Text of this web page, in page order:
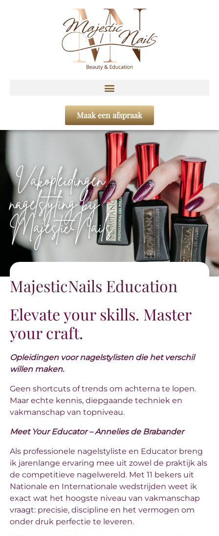
Maak een afspraak
Vakopleidingen
nagelstyling bij
MajesticNails
MajesticNails Education
Elevate your skills. Master
your craft.
Opleidingen voor nagelstylisten die het verschil
willen maken.
Geen shortcuts of trends om achterna te lopen.
Maar echte kennis, diepgaande techniek en
vakmanschap van topniveau.
Meet Your Educator – Annelies de Brabander
Als professionele nagelstyliste en Educator breng
ik jarenlange ervaring mee uit zowel de praktijk als
de competitieve nagelwereld. Met 11 bekers uit
Nationale en Internationale wedstrijden weet ik
exact wat het hoogste niveau van vakmanschap
vraagt: precisie, discipline en het vermogen om
onder druk perfectie te leveren.